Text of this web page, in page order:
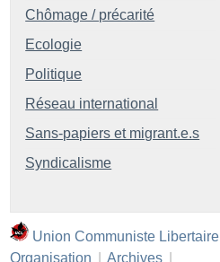
Chômage / précarité
Ecologie
Politique
Réseau international
Sans-papiers et migrant.e.s
Syndicalisme
Union Communiste Libertaire
Organisation
Archives